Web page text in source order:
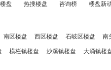
盘 热搜楼盘 咨询榜 楼盘新
南区楼盘 西区楼盘 石岐区楼盘 南
横栏镇楼盘 沙溪镇楼盘 大涌镇楼